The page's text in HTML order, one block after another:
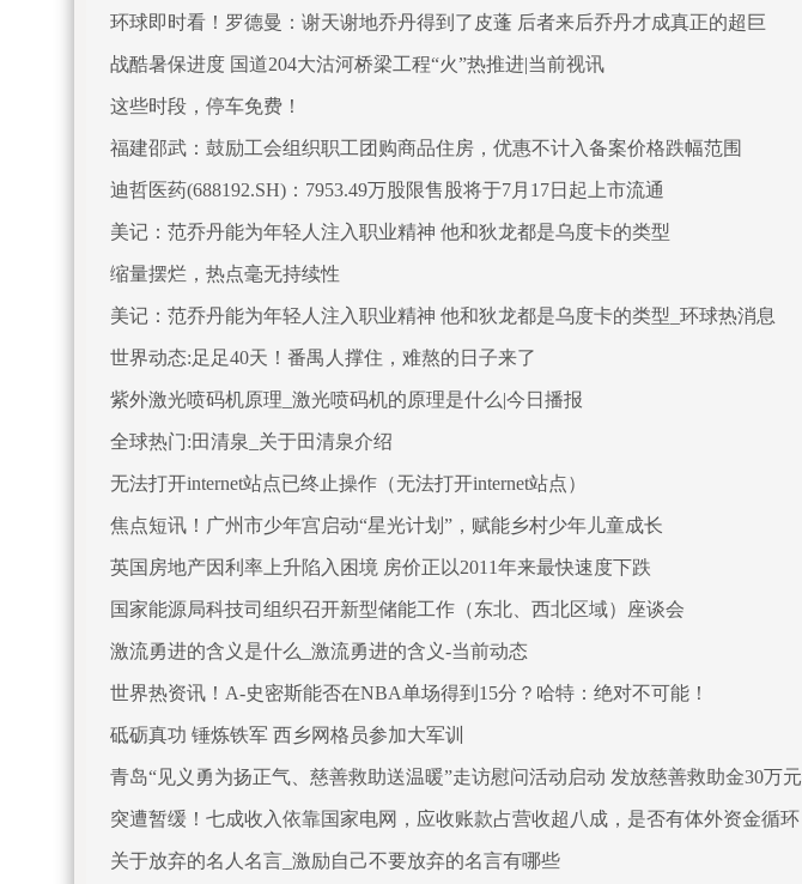
环球即时看！罗德曼：谢天谢地乔丹得到了皮蓬 后者来后乔丹才成真正的超巨
战酷暑保进度 国道204大沽河桥梁工程“火”热推进|当前视讯
这些时段，停车免费！
福建邵武：鼓励工会组织职工团购商品住房，优惠不计入备案价格跌幅范围
迪哲医药(688192.SH)：7953.49万股限售股将于7月17日起上市流通
美记：范乔丹能为年轻人注入职业精神 他和狄龙都是乌度卡的类型
缩量摆烂，热点毫无持续性
美记：范乔丹能为年轻人注入职业精神 他和狄龙都是乌度卡的类型_环球热消息
世界动态:足足40天！番禺人撑住，难熬的日子来了
紫外激光喷码机原理_激光喷码机的原理是什么|今日播报
全球热门:田清泉_关于田清泉介绍
无法打开internet站点已终止操作（无法打开internet站点）
焦点短讯！广州市少年宫启动“星光计划”，赋能乡村少年儿童成长
英国房地产因利率上升陷入困境 房价正以2011年来最快速度下跌
国家能源局科技司组织召开新型储能工作（东北、西北区域）座谈会
激流勇进的含义是什么_激流勇进的含义-当前动态
世界热资讯！A-史密斯能否在NBA单场得到15分？哈特：绝对不可能！
砥砺真功 锤炼铁军 西乡网格员参加大军训
青岛“见义勇为扬正气、慈善救助送温暖”走访慰问活动启动 发放慈善救助金30万元
突遭暂缓！七成收入依靠国家电网，应收账款占营收超八成，是否有体外资金循环
关于放弃的名人名言_激励自己不要放弃的名言有哪些